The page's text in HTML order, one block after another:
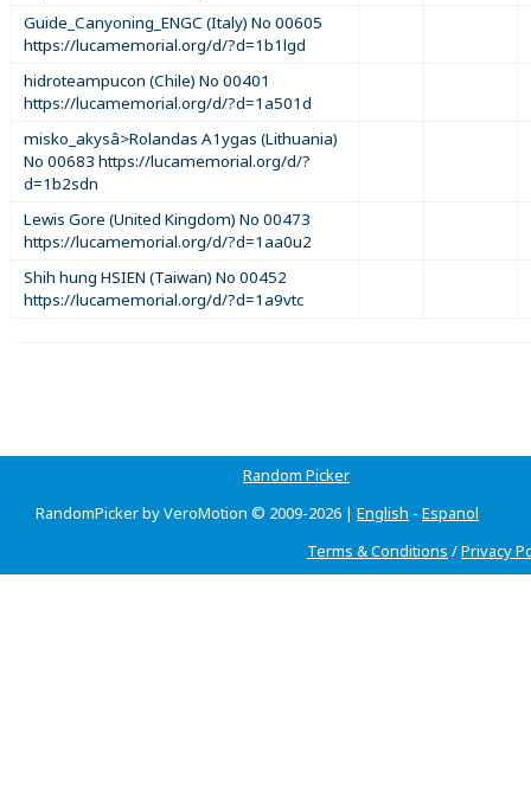
Guide_Canyoning_ENGC (Italy) No 00605
https://lucamemorial.org/d/?d=1b1lgd
hidroteampucon (Chile) No 00401
https://lucamemorial.org/d/?d=1a501d
misko_akysâ>Rolandas A1ygas (Lithuania)
No 00683 https://lucamemorial.org/d/?
d=1b2sdn
Lewis Gore (United Kingdom) No 00473
https://lucamemorial.org/d/?d=1aa0u2
Shih hung HSIEN (Taiwan) No 00452
https://lucamemorial.org/d/?d=1a9vtc
Random Picker
RandomPicker by VeroMotion © 2009-2026 | English - Espanol
Terms & Conditions /Privacy